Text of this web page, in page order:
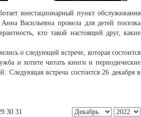
внестационарный пункт обслуживания
Васильевна провела для детей поселка
кто такой настоящий друг, какие
о следующей встрече, которая состоится
и хотите читать книги и периодические
Следующая встреча состоится 26 декабря в
30 31